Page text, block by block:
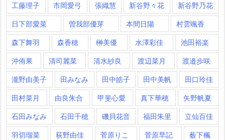
工藤理子 市岡愛弓 張織慧 新谷野々花 新谷野乃花
日下部愛菜 曽我部優芽 本間日陽 村雲颯香
森下舞羽 森香穂 榊美優 水澤彩佳 池田裕楽
沖侑果 清司麗菜 清水紗良 渡辺菜月 渡邉歩咲
瀧野由美子 田みなみ 田中皓子 田中美帆 田口玲佳
田村菜月 由良朱合 甲斐心愛 真下華穂 矢野帆夏
石田みなみ 石田千穂 磯貝花音 福田朱里 立仙百佳
羽切瑠菜 荻野由佳 菅原りこ 菅原早記 薮下楓